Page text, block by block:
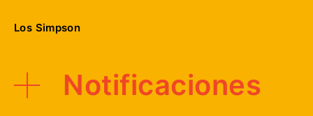
Los Simpson
Notificaciones